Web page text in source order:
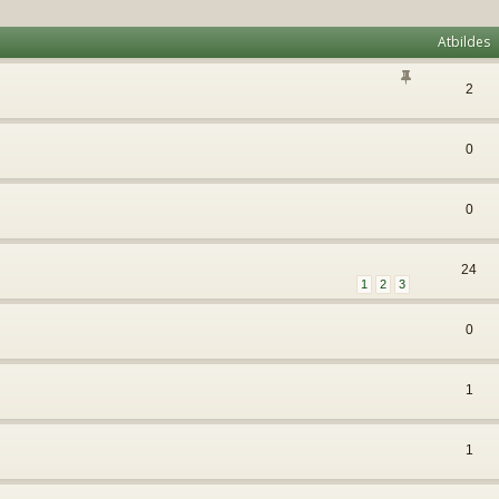
Atbildes
2
0
0
1 2 3
24
0
1
1